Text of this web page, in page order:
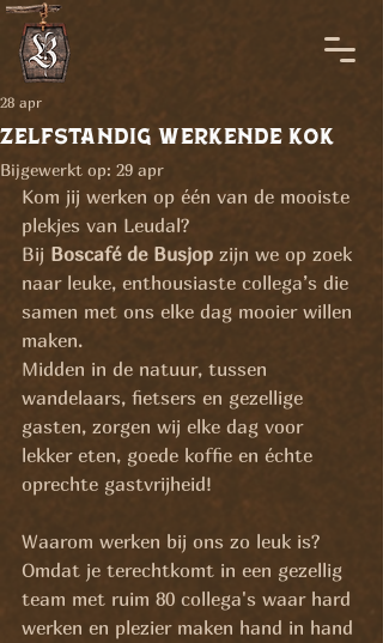
zelfstandig werkende kok
28 apr
Bijgewerkt op: 29 apr
Kom jij werken op één van de mooiste
plekjes van Leudal?
Bij Boscafé de Busjop zijn we op zoek
naar leuke, enthousiaste collega’s die
samen met ons elke dag mooier willen
maken.
Midden in de natuur, tussen
wandelaars, fietsers en gezellige
gasten, zorgen wij elke dag voor
lekker eten, goede koffie en échte
oprechte gastvrijheid!
Waarom werken bij ons zo leuk is?
Omdat je terechtkomt in een gezellig
team met ruim 80 collega's waar hard
werken en plezier maken hand in hand